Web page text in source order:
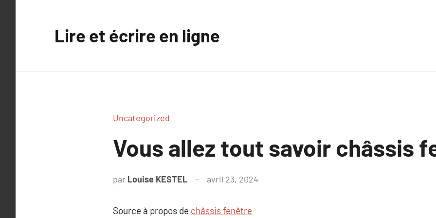
Lire et écrire en ligne
Uncategorized
Vous allez tout savoir châssis
par Louise KESTEL avril 23, 2024
Source à propos de châssis fenêtre